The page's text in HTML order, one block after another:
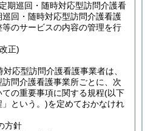
期巡回・随時対応型訪問介護看
回・随時対応型訪問介護看護
のサービスの内容の管理を行
正)
応型訪問介護看護事業者は、
問介護看護事業所ごとに、次
の重要事項に関する規程(以下
」という。)を定めておかなけれ
方針